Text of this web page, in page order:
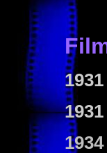
1931
1931
1934